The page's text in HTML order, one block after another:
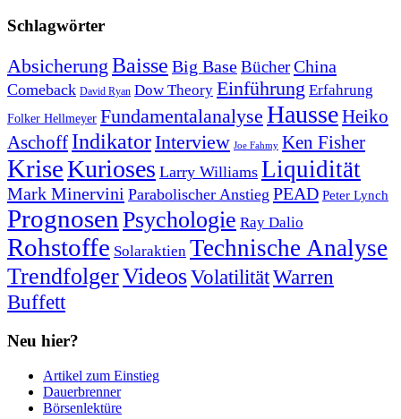
Schlagwörter
Absicherung Baisse Big BaseBücherChina
Comeback David Ryan Dow Theory Einführung Erfahrung
Folker Hellmeyer Fundamentalanalyse HausseHeiko
Aschoff IndikatorInterview Joe Fahmy Ken Fisher
KriseKurioses Larry Williams Liquidität
Mark Minervini Parabolischer Anstieg PEAD Peter Lynch
Prognosen Psychologie Ray Dalio
Rohstoffe Solaraktien Technische Analyse
TrendfolgerVideosVolatilitätWarren
Buffett
Neu hier?
Artikel zum Einstieg
Dauerbrenner
Börsenlektüre